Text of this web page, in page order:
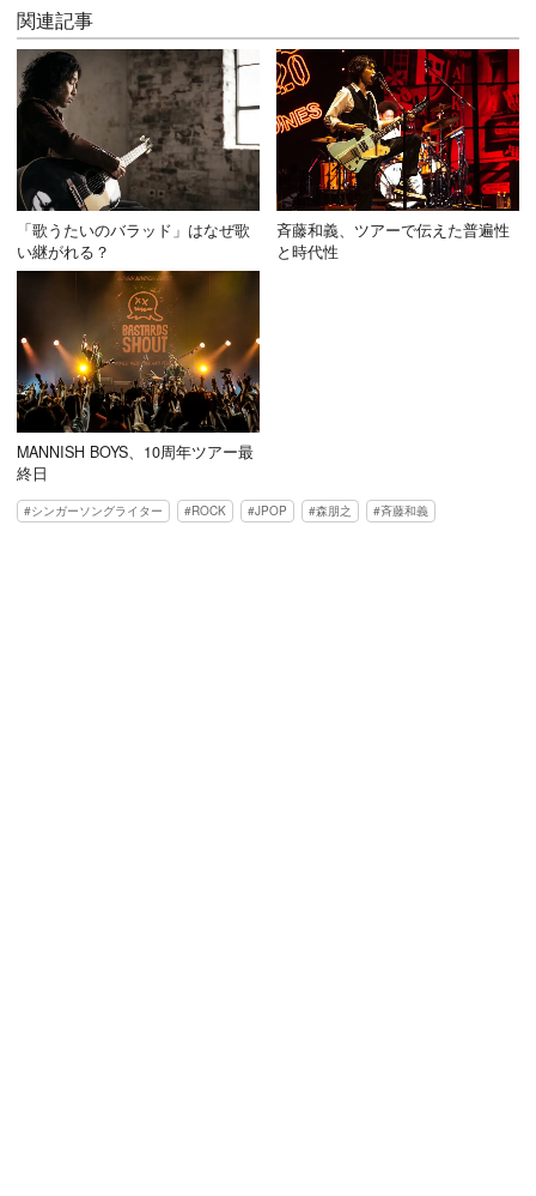
関連記事
「歌うたいのバラッド」はなぜ歌
い継がれる？
斉藤和義、ツアーで伝えた普遍性
と時代性
MANNISH BOYS、10周年ツアー最
終日
シンガーソングライター ROCK JPOP 森朋之 斉藤和義